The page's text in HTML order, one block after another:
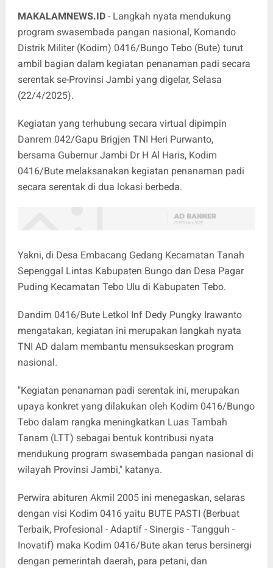
MAKALAMNEWS.ID - Langkah nyata mendukung
program swasembada pangan nasional, Komando
Distrik Militer (Kodim) 0416/Bungo Tebo (Bute) turut
ambil bagian dalam kegiatan penanaman padi secara
serentak se-Provinsi Jambi yang digelar, Selasa
(22/4/2025).
Kegiatan yang terhubung secara virtual dipimpin
Danrem 042/Gapu Brigjen TNI Heri Purwanto,
bersama Gubernur Jambi Dr H Al Haris, Kodim
0416/Bute melaksanakan kegiatan penanaman padi
secara serentak di dua lokasi berbeda.
Yakni, di Desa Embacang Gedang Kecamatan Tanah
Sepenggal Lintas Kabupaten Bungo dan Desa Pagar
Puding Kecamatan Tebo Ulu di Kabupaten Tebo.
Dandim 0416/Bute Letkol Inf Dedy Pungky Irawanto
mengatakan, kegiatan ini merupakan langkah nyata
TNI AD dalam membantu mensukseskan program
nasional.
"Kegiatan penanaman padi serentak ini, merupakan
upaya konkret yang dilakukan oleh Kodim 0416/Bungo
Tebo dalam rangka meningkatkan Luas Tambah
Tanam (LTT) sebagai bentuk kontribusi nyata
mendukung program swasembada pangan nasional di
wilayah Provinsi Jambi," katanya.
Perwira abituren Akmil 2005 ini menegaskan, selaras
dengan visi Kodim 0416 yaitu BUTE PASTI (Berbuat
Terbaik, Profesional - Adaptif - Sinergis - Tangguh -
Inovatif) maka Kodim 0416/Bute akan terus bersinergi
dengan pemerintah daerah, para petani, dan